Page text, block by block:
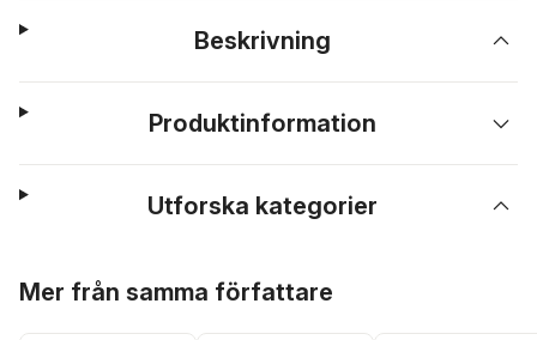
Beskrivning
Produktinformation
Utforska kategorier
Mer från samma författare